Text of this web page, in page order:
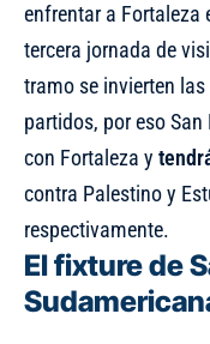
enfrentar a Fortaleza
tercera jornada de
tramo se invierten
partidos, por eso
con Fortaleza y
contra Palestino y
respectivamente.
El fixture de